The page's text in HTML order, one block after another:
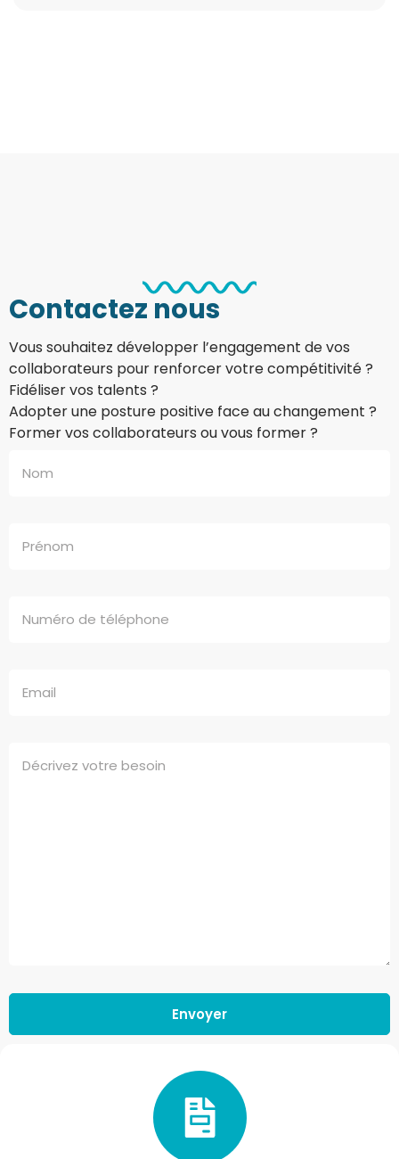
Contactez nous
Vous souhaitez développer l’engagement de vos
collaborateurs pour renforcer votre compétitivité ?
Fidéliser vos talents ?
Adopter une posture positive face au changement ?
Former vos collaborateurs ou vous former ?
Envoyer